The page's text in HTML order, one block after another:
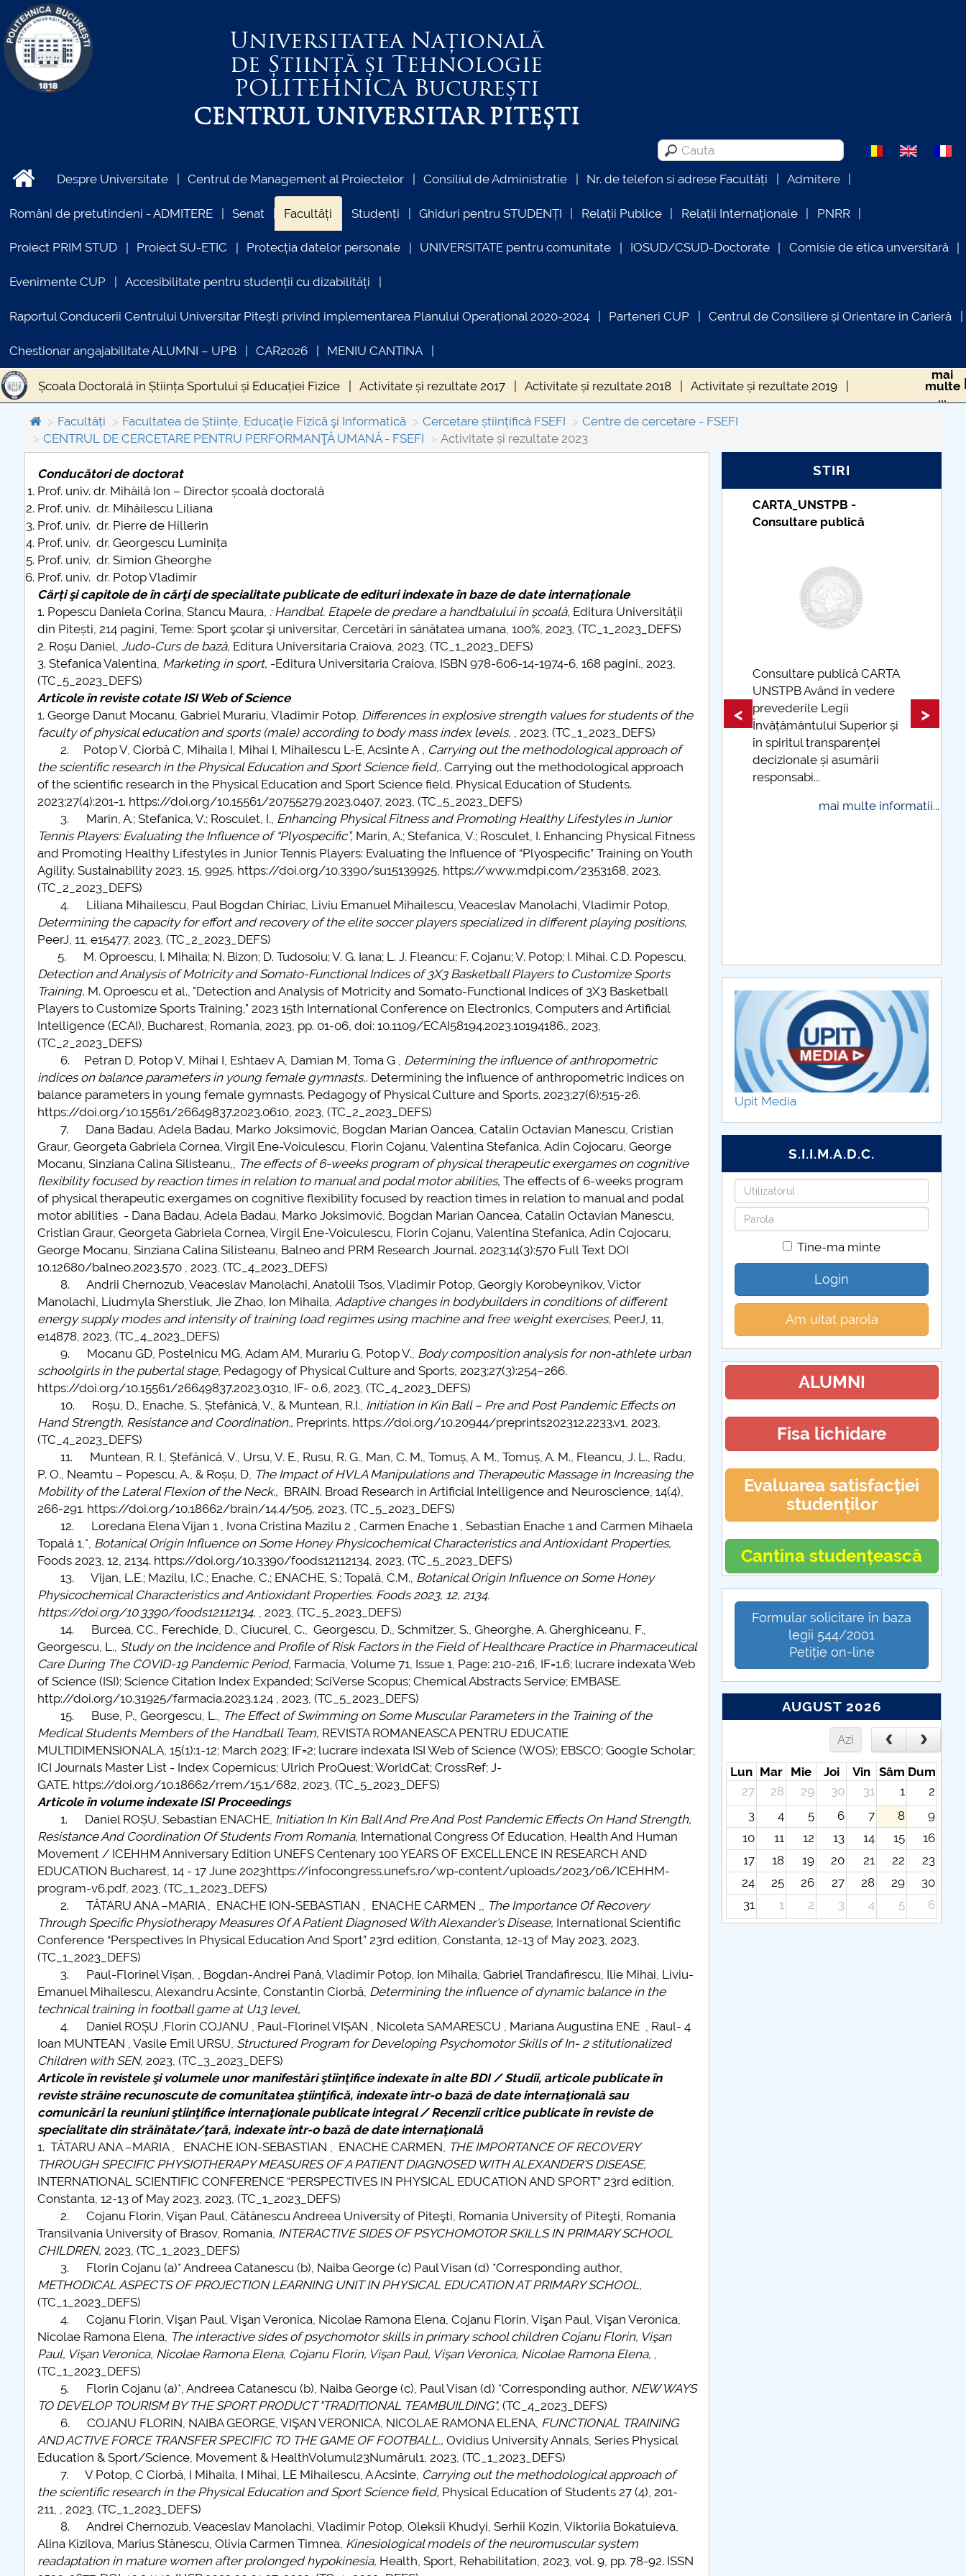
Universitatea Națională
de Știință și Tehnologie
POLITEHNICABucurești
CENTRUL UNIVERSITAR PITEȘTI
Despre Universitate Centrul de Management al Proiectelor Consiliul de Administratie Nr. de telefon si adrese Facultăți Admitere
Români de pretutindeni - ADMITERE Senat Facultăți Studenți Ghiduri pentru STUDENȚI Relații Publice Relații Internaționale PNRR
Proiect PRIM STUD Proiect SU-ETIC Protecția datelor personale UNIVERSITATE pentru comunitate IOSUD/CSUD-Doctorate Comisie de etica unversitară
Evenimente CUP Accesibilitate pentru studenții cu dizabilități
Raportul Conducerii Centrului Universitar Pitești privind implementarea Planului Operațional 2020-2024 Parteneri CUP Centrul de Consiliere și Orientare în Carieră
Chestionar angajabilitate ALUMNI – UPB CAR2026 MENIU CANTINA
Școala Doctorală în Știința Sportului și Educației Fizice Activitate și rezultate 2017 Activitate și rezultate 2018 Activitate și rezultate 2019
Activitate și rezultate 2020 Activitate și rezultate 2021 Activitate și rezultate 2022 Activitate și rezultate 2023 Activitate și rezultate 2025
mai
multe
...
Facultăți
Facultatea de Științe, Educație Fizicã şi Informaticã Cercetare științifică FSEFI
Centre de cercetare - FSEFI
CENTRUL DE CERCETARE PENTRU PERFORMANŢĂ UMANĂ - FSEFI
Activitate și rezultate 2023
Conducători de doctorat
Prof. univ. dr. Mihăilă Ion – Director școală doctorală
Prof. univ. dr. Mihăilescu Liliana
Prof. univ. dr. Pierre de Hillerin
Prof. univ. dr. Georgescu Luminița
Prof. univ. dr. Simion Gheorghe
Prof. univ. dr. Potop Vladimir
Cărți şi capitole de în cărţi de specialitate publicate de edituri indexate în baze de date internaționale
1. Popescu Daniela Corina, Stancu Maura, : Handbal. Etapele de predare a handbalului în școală, Editura Universității
din Pitești, 214 pagini, Teme: Sport şcolar şi universitar, Cercetări în sănătatea umana, 100%, 2023, (TC_1_2023_DEFS)
2. Roșu Daniel, Judo-Curs de bază, Editura Universitaria Craiova, 2023, (TC_1_2023_DEFS)
3. Stefanica Valentina, Marketing in sport, -Editura Universitaria Craiova, ISBN 978-606-14-1974-6, 168 pagini., 2023,
(TC_5_2023_DEFS)
Articole în reviste cotate ISI Web of Science
1. George Danut Mocanu, Gabriel Murariu, Vladimir Potop, Differences in explosive strength values for students of the
faculty of physical education and sports (male) according to body mass index levels, , 2023, (TC_1_2023_DEFS)
2. Potop V, Ciorbă C, Mihaila I, Mihai I, Mihailescu L-E, Acsinte A, Carrying out the methodological approach of
the scientific research in the Physical Education and Sport Science field,. Carrying out the methodological approach
of the scientific research in the Physical Education and Sport Science field. Physical Education of Students.
2023;27(4):201-1. https://doi.org/10.15561/20755279.2023.0407, 2023, (TC_5_2023_DEFS)
3. Marin, A.; Stefanica, V.; Rosculet, I., Enhancing Physical Fitness and Promoting Healthy Lifestyles in Junior
Tennis Players: Evaluating the Influence of “Plyospecific”, Marin, A.; Stefanica, V.; Rosculet, I. Enhancing Physical Fitness
and Promoting Healthy Lifestyles in Junior Tennis Players: Evaluating the Influence of “Plyospecific” Training on Youth
Agility. Sustainability 2023, 15, 9925. https://doi.org/10.3390/su15139925, https://www.mdpi.com/2353168, 2023,
(TC_2_2023_DEFS)
4. Liliana Mihailescu, Paul Bogdan Chiriac, Liviu Emanuel Mihailescu, Veaceslav Manolachi, Vladimir Potop,
Determining the capacity for effort and recovery of the elite soccer players specialized in different playing positions,
PeerJ, 11, e15477, 2023, (TC_2_2023_DEFS)
5. M. Oproescu, I. Mihaila; N. Bizon; D. Tudosoiu; V. G. Iana; L. J. Fleancu; F. Cojanu; V. Potop; I. Mihai. C.D. Popescu,
Detection and Analysis of Motricity and Somato-Functional Indices of 3X3 Basketball Players to Customize Sports
Training, M. Oproescu et al., "Detection and Analysis of Motricity and Somato-Functional Indices of 3X3 Basketball
Players to Customize Sports Training," 2023 15th International Conference on Electronics, Computers and Artificial
Intelligence (ECAI), Bucharest, Romania, 2023, pp. 01-06, doi: 10.1109/ECAI58194.2023.10194186., 2023,
(TC_2_2023_DEFS)
6. Petran D, Potop V, Mihai I, Eshtaev A, Damian M, Toma G , Determining the influence of anthropometric
indices on balance parameters in young female gymnasts,. Determining the influence of anthropometric indices on
balance parameters in young female gymnasts. Pedagogy of Physical Culture and Sports. 2023;27(6):515-26.
https://doi.org/10.15561/26649837.2023.0610, 2023, (TC_2_2023_DEFS)
7. Dana Badau, Adela Badau, Marko Joksimović, Bogdan Marian Oancea, Catalin Octavian Manescu, Cristian
Graur, Georgeta Gabriela Cornea, Virgil Ene-Voiculescu, Florin Cojanu, Valentina Stefanica, Adin Cojocaru, George
Mocanu, Sinziana Calina Silisteanu,, The effects of 6-weeks program of physical therapeutic exergames on cognitive
flexibility focused by reaction times in relation to manual and podal motor abilities, The effects of 6-weeks program
of physical therapeutic exergames on cognitive flexibility focused by reaction times in relation to manual and podal
motor abilities - Dana Badau, Adela Badau, Marko Joksimović, Bogdan Marian Oancea, Catalin Octavian Manescu,
Cristian Graur, Georgeta Gabriela Cornea, Virgil Ene-Voiculescu, Florin Cojanu, Valentina Stefanica, Adin Cojocaru,
George Mocanu, Sinziana Calina Silisteanu, Balneo and PRM Research Journal. 2023;14(3):570 Full Text DOI
10.12680/balneo.2023.570 , 2023, (TC_4_2023_DEFS)
8. Andrii Chernozub, Veaceslav Manolachi, Anatolii Tsos, Vladimir Potop, Georgiy Korobeynikov, Victor
Manolachi, Liudmyla Sherstiuk, Jie Zhao, Ion Mihaila, Adaptive changes in bodybuilders in conditions of different
energy supply modes and intensity of training load regimes using machine and free weight exercises, PeerJ, 11,
e14878, 2023, (TC_4_2023_DEFS)
9. Mocanu GD, Postelnicu MG, Adam AM, Murariu G, Potop V., Body composition analysis for non-athlete urban
schoolgirls in the pubertal stage, Pedagogy of Physical Culture and Sports, 2023;27(3):254–266.
https://doi.org/10.15561/26649837.2023.0310, IF- 0.6, 2023, (TC_4_2023_DEFS)
10. Roșu, D., Enache, S., Ștefănică, V., & Muntean, R.I., Initiation in Kin Ball – Pre and Post Pandemic Effects on
Hand Strength, Resistance and Coordination., Preprints. https://doi.org/10.20944/preprints202312.2233.v1, 2023,
(TC_4_2023_DEFS)
11. Muntean, R. I., Ștefănică, V., Ursu, V. E., Rusu, R. G., Man, C. M., Tomuș, A. M., Tomuș, A. M., Fleancu, J. L., Radu,
P. O., Neamtu – Popescu, A., & Roșu, D, The Impact of HVLA Manipulations and Therapeutic Massage in Increasing the
Mobility of the Lateral Flexion of the Neck., BRAIN. Broad Research in Artificial Intelligence and Neuroscience, 14(4),
266-291. https://doi.org/10.18662/brain/14.4/505, 2023, (TC_5_2023_DEFS)
12. Loredana Elena Vîjan 1 , Ivona Cristina Mazilu 2 , Carmen Enache 1 , Sebastian Enache 1 and Carmen Mihaela
Topală 1,*, Botanical Origin Influence on Some Honey Physicochemical Characteristics and Antioxidant Properties,
Foods 2023, 12, 2134. https://doi.org/10.3390/foods12112134, 2023, (TC_5_2023_DEFS)
13. Vîjan, L.E.; Mazilu, I.C.; Enache, C.; ENACHE, S.; Topală, C.M., Botanical Origin Influence on Some Honey
Physicochemical Characteristics and Antioxidant Properties. Foods 2023, 12, 2134.
https://doi.org/10.3390/foods12112134, , 2023, (TC_5_2023_DEFS)
14. Burcea, CC., Ferechide, D., Ciucurel, C., Georgescu, D., Schmitzer, S., Gheorghe, A. Gherghiceanu, F.,
Georgescu, L., Study on the Incidence and Profile of Risk Factors in the Field of Healthcare Practice in Pharmaceutical
Care During The COVID-19 Pandemic Period, Farmacia, Volume 71, Issue 1, Page: 210-216, IF=1.6; lucrare indexata Web
of Science (ISI); Science Citation Index Expanded; SciVerse Scopus; Chemical Abstracts Service; EMBASE.
http://doi.org/10.31925/farmacia.2023.1.24 , 2023, (TC_5_2023_DEFS)
15. Buse, P., Georgescu, L., The Effect of Swimming on Some Muscular Parameters in the Training of the
Medical Students Members of the Handball Team, REVISTA ROMANEASCA PENTRU EDUCATIE
MULTIDIMENSIONALA, 15(1):1-12; March 2023; IF=2; lucrare indexata ISI Web of Science (WOS); EBSCO; Google Scholar;
ICI Journals Master List - Index Copernicus; Ulrich ProQuest; WorldCat; CrossRef; J-
GATE. https://doi.org/10.18662/rrem/15.1/682, 2023, (TC_5_2023_DEFS)
Articole în volume indexate ISI Proceedings
1. Daniel ROȘU, Sebastian ENACHE, Initiation In Kin Ball And Pre And Post Pandemic Effects On Hand Strength,
Resistance And Coordination Of Students From Romania, International Congress Of Education, Health And Human
Movement / ICEHHM Anniversary Edition UNEFS Centenary 100 YEARS OF EXCELLENCE IN RESEARCH AND
EDUCATION Bucharest, 14 - 17 June 2023https://infocongress.unefs.ro/wp-content/uploads/2023/06/ICEHHM-
program-v6.pdf, 2023, (TC_1_2023_DEFS)
2. TĂTARU ANA –MARIA , ENACHE ION-SEBASTIAN , ENACHE CARMEN ,, The Importance Of Recovery
Through Specific Physiotherapy Measures Of A Patient Diagnosed With Alexander's Disease, International Scientific
Conference “Perspectives In Physical Education And Sport” 23rd edition, Constanta, 12-13 of May 2023, 2023,
(TC_1_2023_DEFS)
3. Paul-Florinel Vișan, , Bogdan-Andrei Pană, Vladimir Potop, Ion Mihaila, Gabriel Trandafirescu, Ilie Mihai, Liviu-
Emanuel Mihailescu, Alexandru Acsinte, Constantin Ciorbă, Determining the influence of dynamic balance in the
technical training in football game at U13 level,
4. Daniel ROȘU ,Florin COJANU , Paul-Florinel VIȘAN , Nicoleta SAMARESCU , Mariana Augustina ENE , Raul- 4
Ioan MUNTEAN , Vasile Emil URSU, Structured Program for Developing Psychomotor Skills of In- 2 stitutionalized
Children with SEN, 2023, (TC_3_2023_DEFS)
Articole în revistele şi volumele unor manifestări ştiinţifice indexate în alte BDI / Studii, articole publicate în
reviste străine recunoscute de comunitatea ştiinţifică, indexate într-o bază de date internaţională sau
comunicări la reuniuni ştiinţifice internaţionale publicate integral / Recenzii critice publicate în reviste de
specialitate din străinătate/ţară, indexate într-o bază de date internaţională
1. TĂTARU ANA –MARIA , ENACHE ION-SEBASTIAN , ENACHE CARMEN, THE IMPORTANCE OF RECOVERY
THROUGH SPECIFIC PHYSIOTHERAPY MEASURES OF A PATIENT DIAGNOSED WITH ALEXANDER'S DISEASE,
INTERNATIONAL SCIENTIFIC CONFERENCE “PERSPECTIVES IN PHYSICAL EDUCATION AND SPORT” 23rd edition,
Constanta, 12-13 of May 2023, 2023, (TC_1_2023_DEFS)
2. Cojanu Florin, Vişan Paul, Cătănescu Andreea University of Piteşti, Romania University of Piteşti, Romania
Transilvania University of Brasov, Romania, INTERACTIVE SIDES OF PSYCHOMOTOR SKILLS IN PRIMARY SCHOOL
CHILDREN, 2023, (TC_1_2023_DEFS)
3. Florin Cojanu (a)* Andreea Catanescu (b), Naiba George (c) Paul Visan (d) *Corresponding author,
METHODICAL ASPECTS OF PROJECTION LEARNING UNIT IN PHYSICAL EDUCATION AT PRIMARY SCHOOL,
(TC_1_2023_DEFS)
4. Cojanu Florin, Vişan Paul, Vişan Veronica, Nicolae Ramona Elena, Cojanu Florin, Vişan Paul, Vişan Veronica,
Nicolae Ramona Elena, The interactive sides of psychomotor skills in primary school children Cojanu Florin, Vişan
Paul, Vişan Veronica, Nicolae Ramona Elena, Cojanu Florin, Vişan Paul, Vişan Veronica, Nicolae Ramona Elena, ,
(TC_1_2023_DEFS)
5. Florin Cojanu (a)*, Andreea Catanescu (b), Naiba George (c), Paul Visan (d) *Corresponding author, NEW WAYS
TO DEVELOP TOURISM BY THE SPORT PRODUCT "TRADITIONAL TEAMBUILDING", (TC_4_2023_DEFS)
6. COJANU FLORIN, NAIBA GEORGE, VIŞAN VERONICA, NICOLAE RAMONA ELENA, FUNCTIONAL TRAINING
AND ACTIVE FORCE TRANSFER SPECIFIC TO THE GAME OF FOOTBALL., Ovidius University Annals, Series Physical
Education & Sport/Science, Movement & HealthVolumul23Numărul1, 2023, (TC_1_2023_DEFS)
7. V Potop, C Ciorbă, I Mihaila, I Mihai, LE Mihailescu, A Acsinte, Carrying out the methodological approach of
the scientific research in the Physical Education and Sport Science field, Physical Education of Students 27 (4), 201-
211, , 2023, (TC_1_2023_DEFS)
8. Andrei Chernozub, Veaceslav Manolachi, Vladimir Potop, Oleksii Khudyi, Serhii Kozin, Viktoriia Bokatuieva,
Alina Kizilova, Marius Stănescu, Olivia Carmen Timnea, Kinesiological models of the neuromuscular system
readaptation in mature women after prolonged hypokinesia, Health, Sport, Rehabilitation, 2023, vol. 9, pp. 78-92. ISSN
STIRI
COMUNICAT DE PRESA
PRIMSTUD 26.03.2026
COMUNICAT Eveniment de
informare și promovare a
ofertei educaționale
universitare la Colegiul
Teoretic „Ion Cantacuzino”
Piteşti 26.03.2026
COMUNICAT Eveniment de
informare �...
mai multe informatii...
mai multe informatii...
Consultare publică CARTA
prevederile Legii
Învățământului Superior și
în spiritul transparenței
decizionale și asumării
responsabi...
Taxe de școlarizare
indexate – Centrul
Taxe de școlarizare
indexate Taxele se pot plăti
și cu cardul
mai multe informatii...
< >
Upit Media
S.I.I.M.A.D.C.
Utilizatorul
Parola
Tine-ma minte
Login
Am uitat parola
ALUMNI
Fisa lichidare
Evaluarea satisfacției
studenților
Cantina studențească
Formular solicitare în baza
legii 544/2001
Petiție on-line
AUGUST 2026
Azi
Lun Mar Mie Joi Vin Sâm Dum
27
28 29 30 31 1
2
3
4 5 6 7 8
9
10
11 12 13 14 15
16
17
18 19 20 21 22
23
24
25 26 27 28 29
30
31
1 2 3 4 5 6